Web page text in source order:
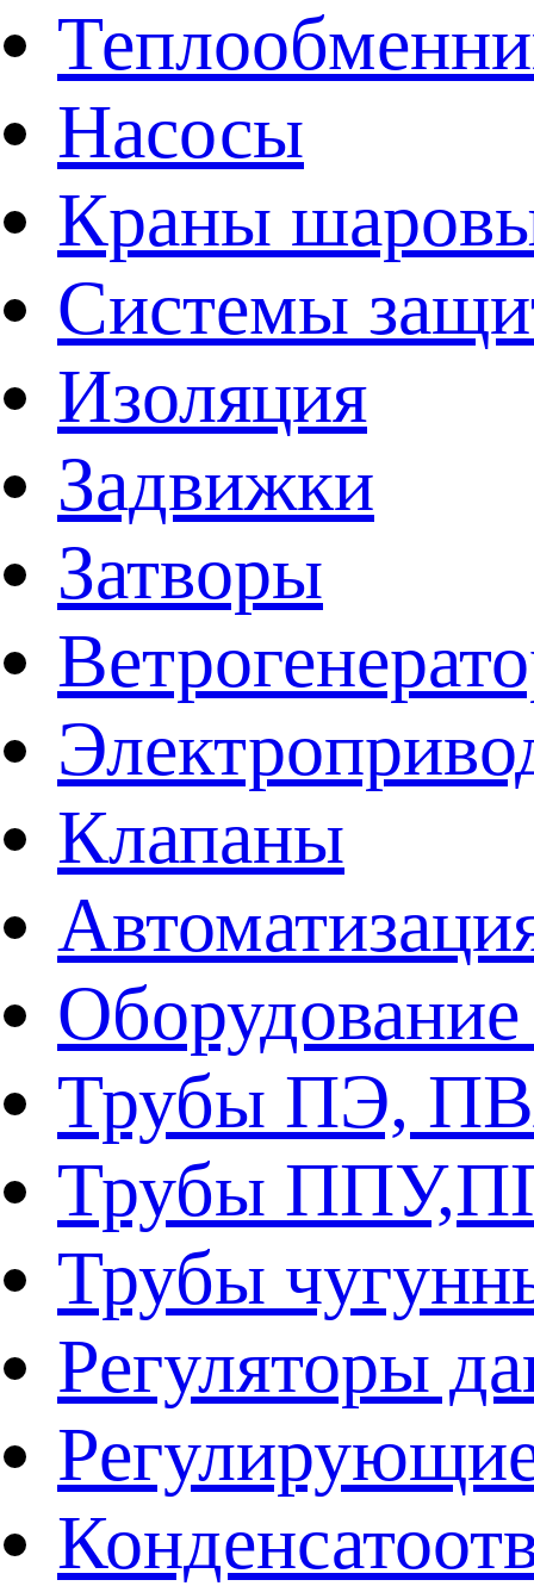
Насосы
Краны
Системы
Изоляция
Задвижки
Затворы
Клапаны
Трубы ПЭ,
Трубы
Трубы
Регуляторы